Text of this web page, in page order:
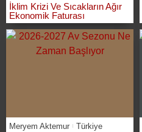
İklim Krizi Ve Sıcakların Ağır
Ekonomik Faturası
Meryem Aktemur Türkiye